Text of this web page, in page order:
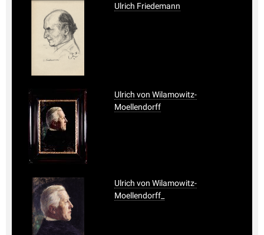
Ulrich Friedemann
Ulrich von Wilamowitz-
Moellendorff
Ulrich von Wilamowitz-
Moellendorff_